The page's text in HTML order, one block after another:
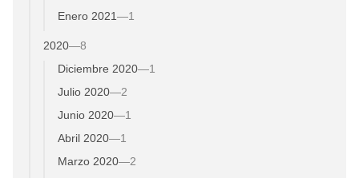
Enero 2021—1
2020—8
Diciembre 2020—1
Julio 2020—2
Junio 2020—1
Abril 2020—1
Marzo 2020—2